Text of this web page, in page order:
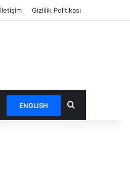
İletişim Gizlilik Politikası
ENGLISH Arama yap ...